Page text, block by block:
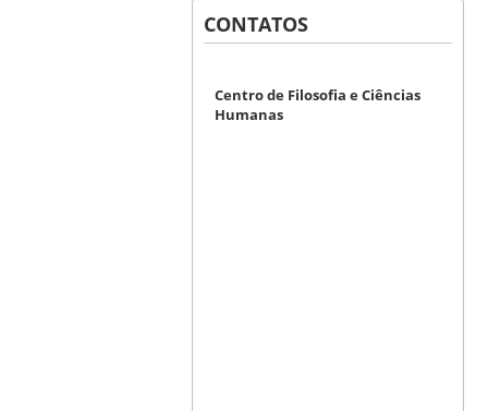
CONTATOS
Centro de Filosofia e Ciências
Humanas